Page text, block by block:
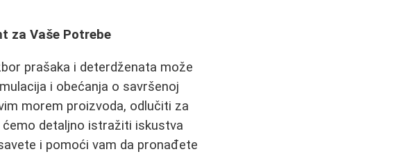
za Vaše Potrebe
prašaka i deterdženata može
i obećanja o savršenoj
morem proizvoda, odlučiti za
ćemo detaljno istražiti iskustva
i pomoći vam da pronađete